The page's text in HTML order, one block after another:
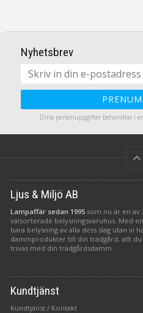
Nyhetsbrev
Dina personuppgifter behandlas i
keyboard_arrow_up
Ljus & Miljö AB
Lampaffär sedan 1995 som nu är en av
välsorterade belysningsvaruhus. Med
bara belysning av alla dess slag utan vi
dammprodukter till din trädgård, allt
trivas med din trädgårdsdamm.
Kundtjänst
Kundtjänst / Kontakt